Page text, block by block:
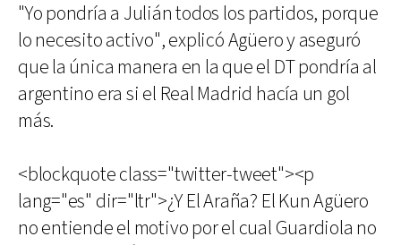
"Yo pondría a Julián todos los partidos, porque
lo necesito activo", explicó Agüero y aseguró
que la única manera en la que el DT pondría al
argentino era si el Real Madrid hacía un gol
más.
<blockquote class="twitter-tweet"><p
lang="es" dir="ltr">¿Y El Araña? El Kun Agüero
no entiende el motivo por el cual Guardiola no